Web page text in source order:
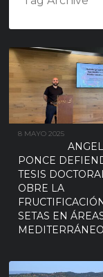
8 MAYO 2025
ANGEL
PONCE
TESIS
OBRE LA
SETAS EN
MEDITERRÁNEO